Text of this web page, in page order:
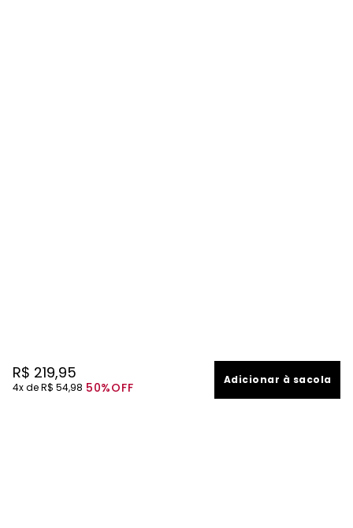
R$ 219,95
4 R$ 54,98 50%OFF
Adicionar à sacola